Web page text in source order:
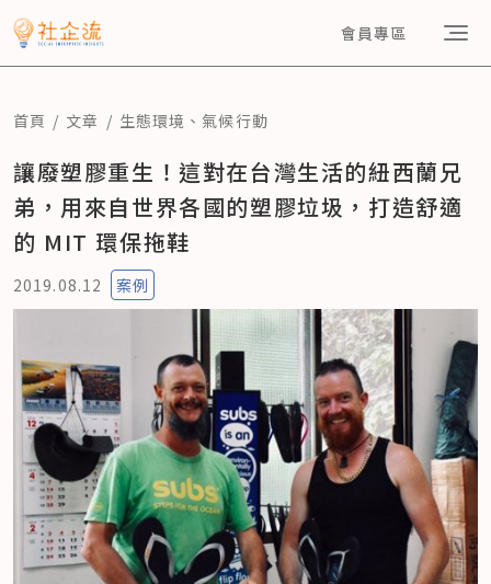
會員專區
首頁 文章 生態環境 、 氣候行動
讓廢塑膠重生！這對在台灣生活的紐西蘭兄
弟，用來自世界各國的塑膠垃圾，打造舒適
的 MIT 環保拖鞋
2019.08.12 案例